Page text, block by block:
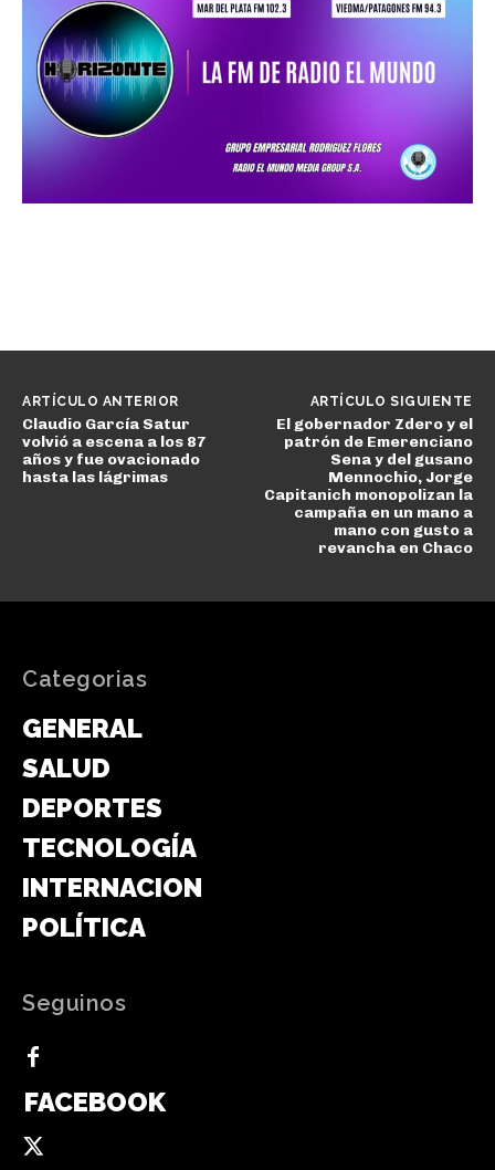
ARTÍCULO ANTERIOR
Claudio García Satur
volvió a escena a los 87
años y fue ovacionado
hasta las lágrimas
ARTÍCULO SIGUIENTE
El gobernador Zdero y el
patrón de Emerenciano
Sena y del gusano
Mennochio, Jorge
Capitanich monopolizan la
campaña en un mano a
mano con gusto a
revancha en Chaco
Categorias
GENERAL
SALUD
DEPORTES
TECNOLOGÍA
INTERNACIONAL
POLÍTICA
Seguinos
FACEBOOK